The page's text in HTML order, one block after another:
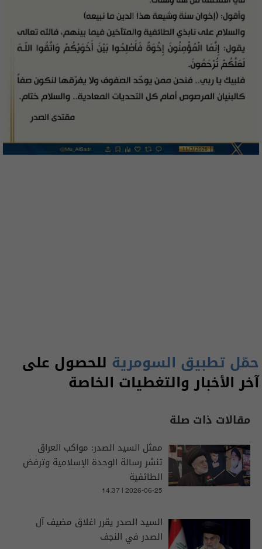
حمّل تطبيق السومرية للحصول على
آخر الأخبار والتغطيات الخاصة
مقالات ذات صلة
ممثل السيد الصدر: مواكب العراق
تنشر رسالة الوحدة الإسلامية وترفض
الطائفية
14:37 | 2026-06-25
السيد الصدر يقرر اغلاق مضيف آل
الصدر في النجف